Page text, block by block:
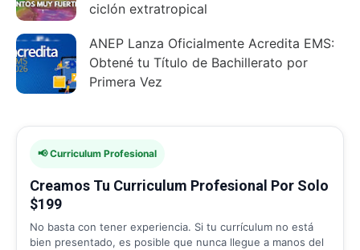
ciclón extratropical
ANEP Lanza Oficialmente Acredita EMS:
Obtené tu Título de Bachillerato por
Primera Vez
📢 Curriculum Profesional
Creamos Tu Curriculum Profesional Por Solo
$199
No basta con tener experiencia. Si tu currículum no está
bien presentado, es posible que nunca llegue a manos del